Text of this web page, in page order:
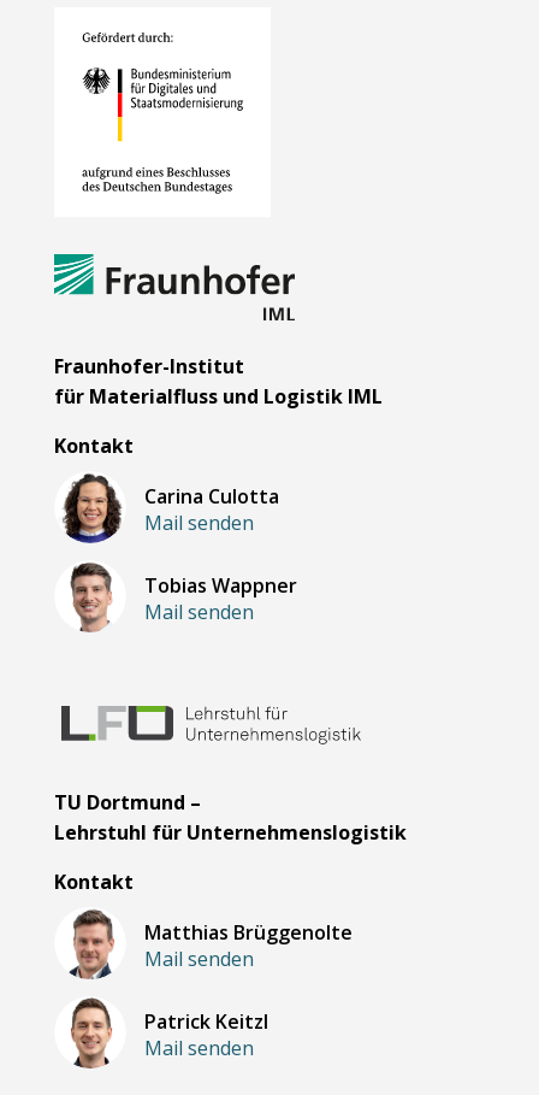
Fraunhofer-Institut
für Materialfluss und Logistik IML
Kontakt
Carina Culotta
Mail senden
Tobias Wappner
Mail senden
TU Dortmund –
Lehrstuhl für Unternehmenslogistik
Kontakt
Matthias Brüggenolte
Mail senden
Patrick Keitzl
Mail senden